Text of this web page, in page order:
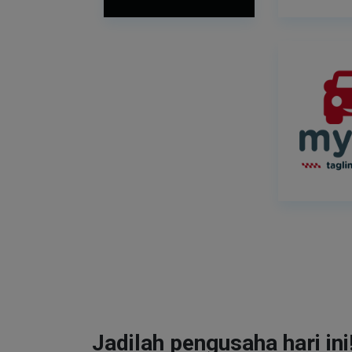
Jadilah pengusaha hari